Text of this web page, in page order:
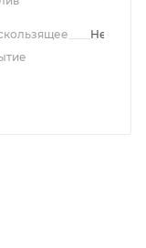
Нет